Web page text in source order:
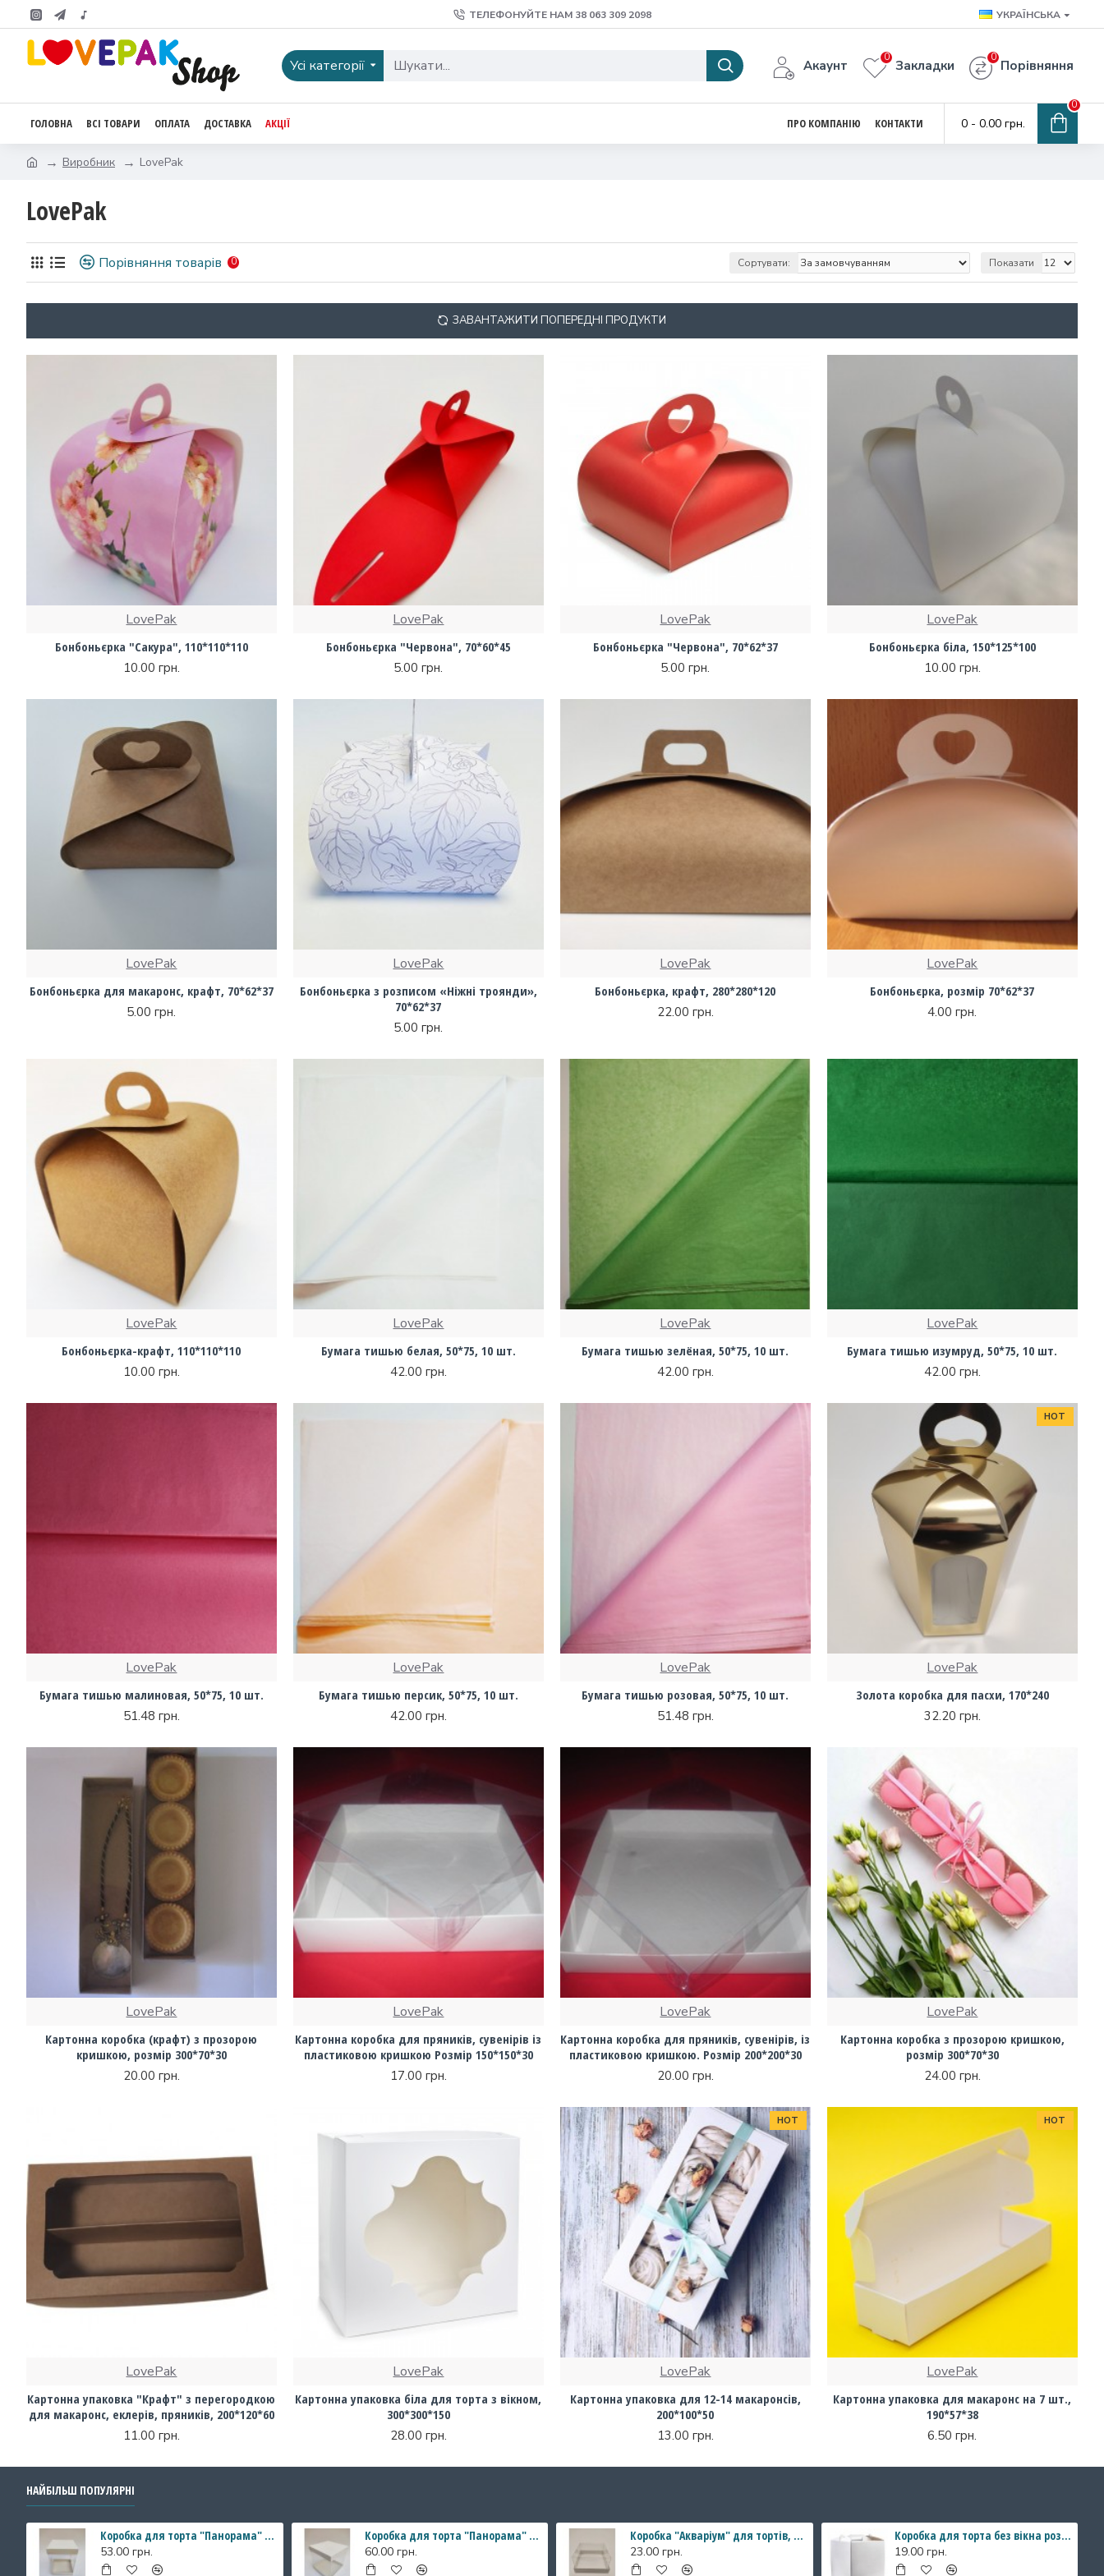
ТЕЛЕФОНУЙТЕ НАМ 38 ‎063 309 2098 УКРАЇНСЬКА
Усі категорії Акаунт Закладки
0
Порівняння
0
ГОЛОВНА ВСІ ТОВАРИ ОПЛАТА ДОСТАВКА АКЦІЇ ПРО КОМПАНІЮ КОНТАКТИ 0 - 0.00 грн.
0
Виробник LovePak
LovePak
Порівняння товарів 0 Сортувати: Показати
ЗАВАНТАЖИТИ ПОПЕРЕДНІ ПРОДУКТИ
LovePak
Бонбоньєрка "Сакура", 110*110*110
10.00 грн.
LovePak
Бонбоньєрка "Червона", 70*60*45
5.00 грн.
LovePak
Бонбоньєрка "Червона", 70*62*37
5.00 грн.
LovePak
Бонбоньєрка біла, 150*125*100
10.00 грн.
LovePak
Бонбоньєрка для макаронс, крафт, 70*62*37
5.00 грн.
LovePak
Бонбоньєрка з розписом «Ніжні троянди»,
70*62*37
5.00 грн.
LovePak
Бонбоньєрка, крафт, 280*280*120
22.00 грн.
LovePak
Бонбоньєрка, розмір 70*62*37
4.00 грн.
LovePak
Бонбоньєрка-крафт, 110*110*110
10.00 грн.
LovePak
Бумага тишью белая, 50*75, 10 шт.
42.00 грн.
LovePak
Бумага тишью зелёная, 50*75, 10 шт.
42.00 грн.
LovePak
Бумага тишью изумруд, 50*75, 10 шт.
42.00 грн.
LovePak
Бумага тишью малиновая, 50*75, 10 шт.
51.48 грн.
LovePak
Бумага тишью персик, 50*75, 10 шт.
42.00 грн.
LovePak
Бумага тишью розовая, 50*75, 10 шт.
51.48 грн.
HOT
LovePak
Золота коробка для пасхи, 170*240
32.20 грн.
LovePak
Картонна коробка (крафт) з прозорою
кришкою, розмір 300*70*30
20.00 грн.
LovePak
Картонна коробка для пряників, сувенірів із
пластиковою кришкою Розмір 150*150*30
17.00 грн.
LovePak
Картонна коробка для пряників, сувенірів, із
пластиковою кришкою. Розмір 200*200*30
20.00 грн.
LovePak
Картонна коробка з прозорою кришкою,
розмір 300*70*30
24.00 грн.
LovePak
Картонна упаковка "Крафт" з перегородкою
для макаронс, еклерів, пряників, 200*120*60
11.00 грн.
LovePak
Картонна упаковка біла для торта з вікном,
300*300*150
28.00 грн.
HOT
LovePak
Картонна упаковка для 12-14 макаронсів,
200*100*50
13.00 грн.
HOT
LovePak
Картонна упаковка для макаронс на 7 шт.,
190*57*38
6.50 грн.
НАЙБІЛЬШ ПОПУЛЯРНІ
Коробка для торта "Панорама" з прозорими стінками, 146*146*200 мм
53.00 грн.
Коробка для торта "Панорама" з прозорими стінками, 196*196*200 мм
60.00 грн.
Коробка "Акваріум" для тортів, бенто - тортів. 140*140*80
23.00 грн.
Коробка для торта без вікна розмір 250*250*150 мм
19.00 грн.